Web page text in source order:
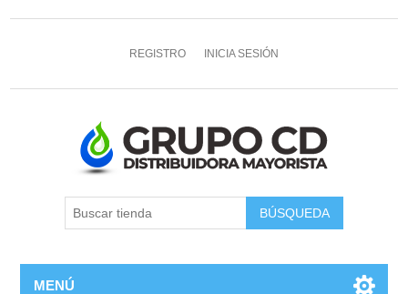
REGISTRO INICIA SESIÓN
MENÚ